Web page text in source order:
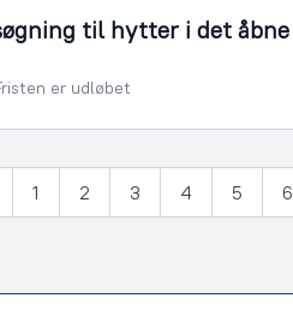
til hytter i det
er udløbet
1 2 3 4 5 6